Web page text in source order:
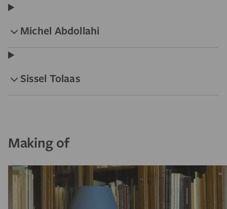
Michel Abdollahi
Sissel Tolaas
Making of